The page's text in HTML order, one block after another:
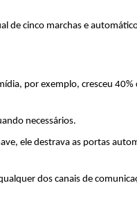
de cinco marchas e
por exemplo, cresceu 40%
necessários.
ele destrava as portas
dos canais de